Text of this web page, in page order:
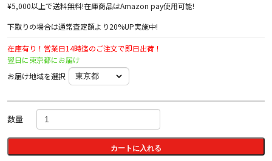
¥5,000以上で送料無料!在庫商品はAmazon pay使用可能!
下取りの場合は通常査定額より20%UP実施中!
在庫有り！営業日14時迄のご注文で即日出荷！
翌日に東京都にお届け
お届け地域を選択
数量
カートに入れる